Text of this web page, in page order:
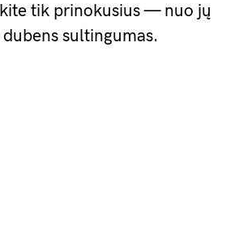
tik prinokusius — nuo jų
sultingumas.